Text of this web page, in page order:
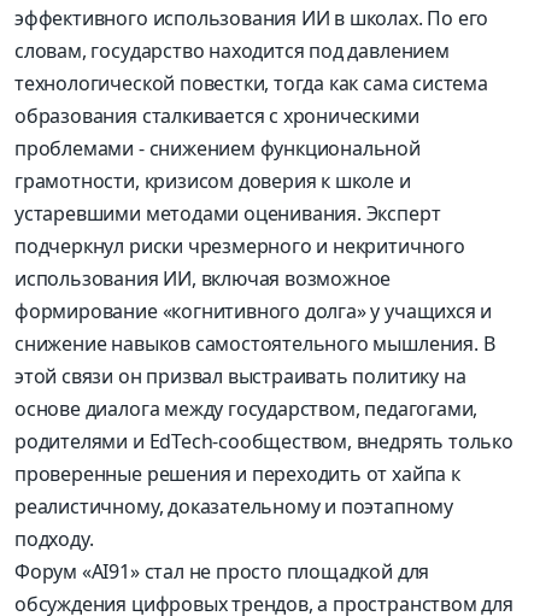
эффективного использования ИИ в школах. По его
словам, государство находится под давлением
технологической повестки, тогда как сама система
образования сталкивается с хроническими
проблемами - снижением функциональной
грамотности, кризисом доверия к школе и
устаревшими методами оценивания. Эксперт
подчеркнул риски чрезмерного и некритичного
использования ИИ, включая возможное
формирование «когнитивного долга» у учащихся и
снижение навыков самостоятельного мышления. В
этой связи он призвал выстраивать политику на
основе диалога между государством, педагогами,
родителями и EdTech-сообществом, внедрять только
проверенные решения и переходить от хайпа к
реалистичному, доказательному и поэтапному
подходу.
Форум «AI91» стал не просто площадкой для
обсуждения цифровых трендов, а пространством для